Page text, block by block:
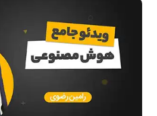
فناوری
مقالات عمومی رشته کامپیوتر
ادامه تحصیل در رشته کامپیوتر
دانشگاه ها